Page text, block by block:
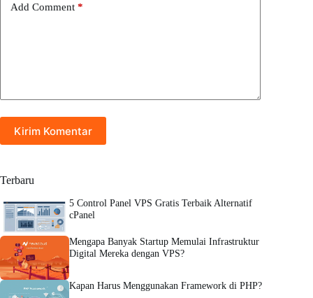
Add Comment *
Kirim Komentar
Terbaru
5 Control Panel VPS Gratis Terbaik Alternatif
cPanel
Mengapa Banyak Startup Memulai Infrastruktur
Digital Mereka dengan VPS?
Kapan Harus Menggunakan Framework di PHP?